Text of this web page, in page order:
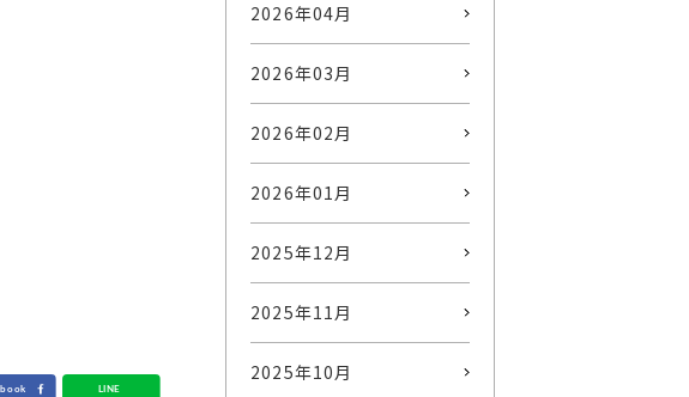
2026年04月
2026年03月
2026年02月
2026年01月
2025年12月
2025年11月
2025年10月